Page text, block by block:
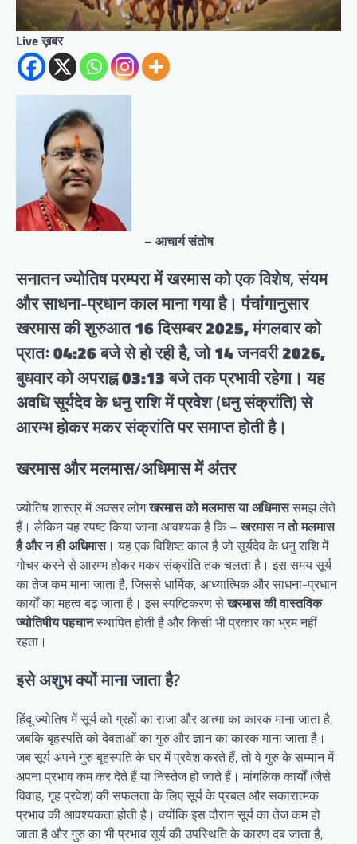
Live ख़बर
– आचार्य संतोष
सनातन ज्योतिष परम्परा मेंखरमासको एक विशेष, संयम
और साधना-प्रधान काल माना गया है। पंचांगानुसार
खरमासकी शुरुआत16 दिसम्बर 2025, मंगलवार को
प्रातः 04:26 बजेसे हो रही है, जो14 जनवरी 2026,
बुधवार को अपराह्न 03:13 बजेतक प्रभावी रहेगा। यह
अवधि सूर्यदेव के धनु राशि में प्रवेश (धनु संक्रांति) से
आरम्भ होकर मकर संक्रांति पर समाप्त होती है।
खरमास और मलमास/अधिमास में अंतर
ज्योतिष शास्त्र में अक्सर लोगखरमास को मलमास या अधिमाससमझ लेते
हैं। लेकिन यह स्पष्ट किया जाना आवश्यक है कि –खरमास न तो मलमास
है और न ही अधिमास। यह एक विशिष्ट काल है जो सूर्यदेव के धनु राशि में
गोचर करने से आरम्भ होकर मकर संक्रांति तक चलता है। इस समय सूर्य
का तेज कम माना जाता है, जिससे धार्मिक, आध्यात्मिक और साधना-प्रधान
कार्यों का महत्व बढ़ जाता है। इस स्पष्टिकरण सेखरमास की वास्तविक
ज्योतिषीय पहचानस्थापित होती है और किसी भी प्रकार का भ्रम नहीं
रहता।
इसे अशुभ क्यों माना जाता है?
हिंदू ज्योतिष में सूर्य को ग्रहों का राजा और आत्मा का कारक माना जाता है,
जबकि बृहस्पति को देवताओं का गुरु और ज्ञान का कारक माना जाता है।
जब सूर्य अपने गुरु बृहस्पति के घर में प्रवेश करते हैं, तो वे गुरु के सम्मान में
अपना प्रभाव कम कर देते हैं या निस्तेज हो जाते हैं। मांगलिक कार्यों (जैसे
विवाह, गृह प्रवेश) की सफलता के लिए सूर्य के प्रबल और सकारात्मक
प्रभाव की आवश्यकता होती है। क्योंकि इस दौरान सूर्य का तेज कम हो
जाता है और गुरु का भी प्रभाव सूर्य की उपस्थिति के कारण दब जाता है,